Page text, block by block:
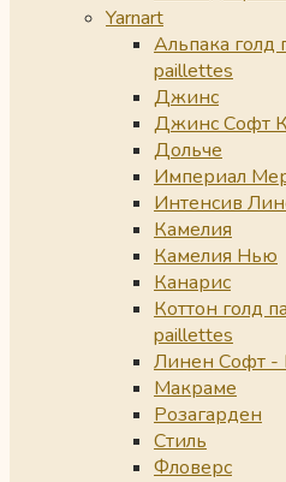
Yarnart
Альпака голд
paillettes
Джинс
Джинс Софт
Дольче
Империал
Интенсив
Камелия
Камелия Нью
Канарис
Коттон голд
paillettes
Линен Софт -
Макраме
Розагарден
Стиль
Фловерс